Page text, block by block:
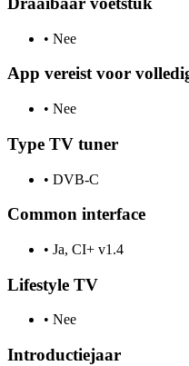
• Nee
App vereist voor
• Nee
Type TV tuner
• DVB-C
Common interface
• Ja, CI+ v1.4
Lifestyle TV
• Nee
Introductiejaar